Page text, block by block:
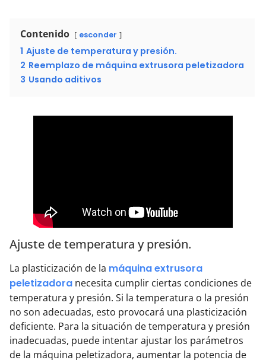
Contenido esconder
1 Ajuste de temperatura y presión.
2 Reemplazo de máquina extrusora peletizadora
3 Usando aditivos
Ajuste de temperatura y presión.
La plasticización de la máquina extrusora
peletizadora necesita cumplir ciertas condiciones de
temperatura y presión. Si la temperatura o la presión
no son adecuadas, esto provocará una plasticización
deficiente. Para la situación de temperatura y presión
inadecuadas, puede intentar ajustar los parámetros
de la máquina peletizadora, aumentar la potencia de